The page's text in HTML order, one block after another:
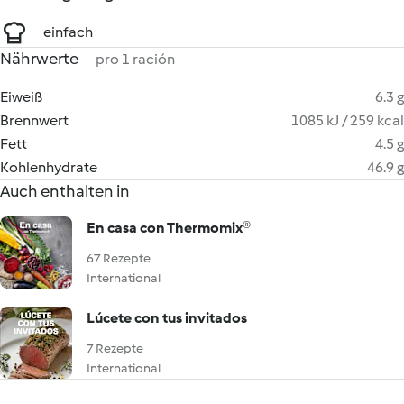
einfach
Nährwerte pro 1 ración
Eiweiß
6.3 g
Brennwert
1085 kJ / 259 kcal
Fett
4.5 g
Kohlenhydrate
46.9 g
Auch enthalten in
En casa con Thermomix®
67 Rezepte
International
Lúcete con tus invitados
7 Rezepte
International